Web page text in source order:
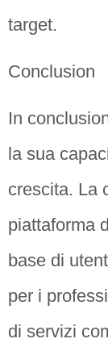
target.
Conclusion
In
la sua
crescita. La
piattaforma
base di
per i
di servizi